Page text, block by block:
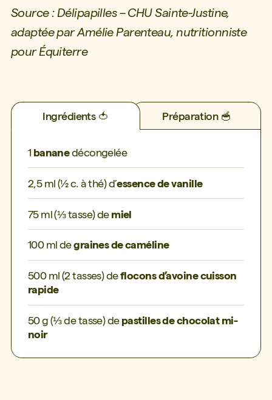
Source : Délipapilles – CHU Sainte-Justine,
adaptée par Amélie Parenteau, nutritionniste
pour Équiterre
Ingrédients 🍅 Préparation 🥣
1 bananedécongelée
2,5 ml (½ c. à thé) d’essence de vanille
75 ml (⅓ tasse) de miel
100 ml degraines de caméline
500 ml (2 tasses) deflocons d’avoine cuisson
rapide
50 g (⅓ de tasse) de pastilles de chocolat mi-
noir